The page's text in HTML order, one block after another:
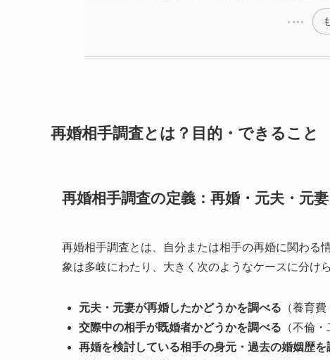
再婚相手調査とは？目的・できること
再婚相手調査の定義：再婚・元夫・元
再婚相手調査とは、自分または相手の再婚に関わる
象は多岐にわたり、大きく次のようなケースに分けら
元夫・元妻が再婚したかどうかを調べる （養育
交際中の相手が既婚者かどうかを調べる （不倫
再婚を検討している相手の身元・過去の婚姻歴を